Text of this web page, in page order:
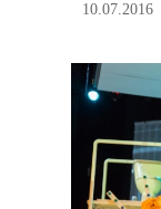
10.07.2016